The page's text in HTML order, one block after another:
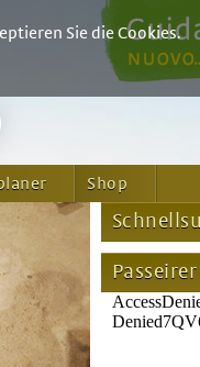
Shop
Sie die Cookies.